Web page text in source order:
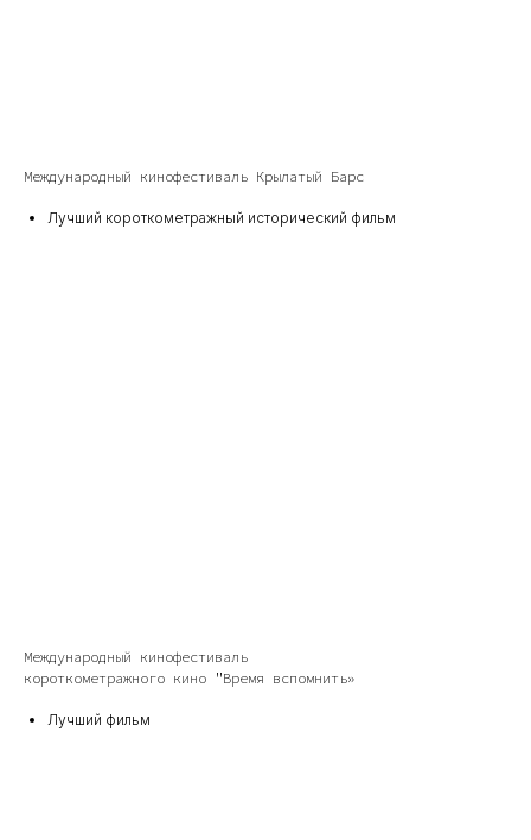
Международный кинофестиваль Крылатый Барс
Лучший короткометражный исторический фильм
Международный кинофестиваль
короткометражного кино "Время вспомнить»
Лучший фильм